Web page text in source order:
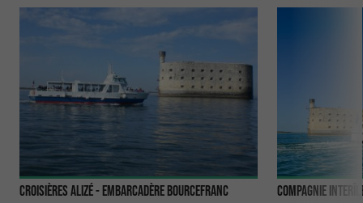
Croisières Alizé - Embarcadère Bourcefranc Compagnie